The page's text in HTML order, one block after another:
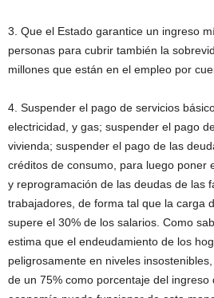
3. Que el Estado garantice un ingreso
personas para cubrir también la
millones que están en el empleo por
4. Suspender el pago de servicios
electricidad, y gas; suspender el pago
vivienda; suspender el pago de las
créditos de consumo, para luego poner
y reprogramación de las deudas de las
trabajadores, de forma tal que la carga
supere el 30% de los salarios. Como
estima que el endeudamiento de los
peligrosamente en niveles
de un 75% como porcentaje del ingreso